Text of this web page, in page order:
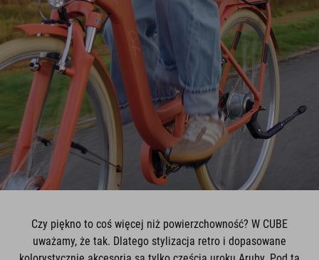
Czy piękno to coś więcej niż powierzchowność? W CUBE
uważamy, że tak. Dlatego stylizacja retro i dopasowane